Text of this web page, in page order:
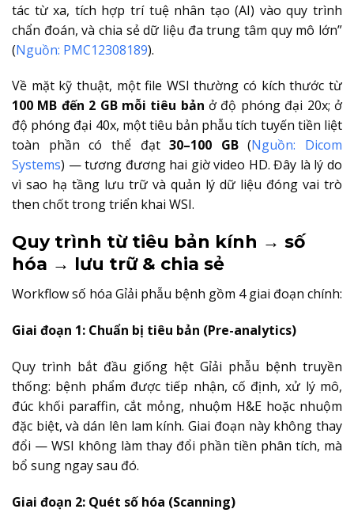
tác từ xa, tích hợp trí tuệ nhân tạo (AI) vào quy trình
chẩn đoán, và chia sẻ dữ liệu đa trung tâm quy mô lớn”
(Nguồn: PMC12308189).
Về mặt kỹ thuật, một file WSI thường có kích thước từ
100 MB đến 2 GB mỗi tiêu bản ở độ phóng đại 20x; ở
độ phóng đại 40x, một tiêu bản phẫu tích tuyến tiền liệt
toàn phần có thể đạt30–100 GB(Nguồn: Dicom
Systems) — tương đương hai giờ video HD. Đây là lý do
vì sao hạ tầng lưu trữ và quản lý dữ liệu đóng vai trò
then chốt trong triển khai WSI.
Quy trình từ tiêu bản kính → số
hóa → lưu trữ & chia sẻ
Workflow số hóa Gỉải phẫu bệnh gồm 4 giai đoạn chính:
Giai đoạn 1: Chuẩn bị tiêu bản (Pre-analytics)
Quy trình bắt đầu giống hệt Gỉải phẫu bệnh truyền
thống: bệnh phẩm được tiếp nhận, cố định, xử lý mô,
đúc khối paraffin, cắt mỏng, nhuộm H&E hoặc nhuộm
đặc biệt, và dán lên lam kính. Giai đoạn này không thay
đổi — WSI không làm thay đổi phần tiền phân tích, mà
bổ sung ngay sau đó.
Giai đoạn 2: Quét số hóa (Scanning)